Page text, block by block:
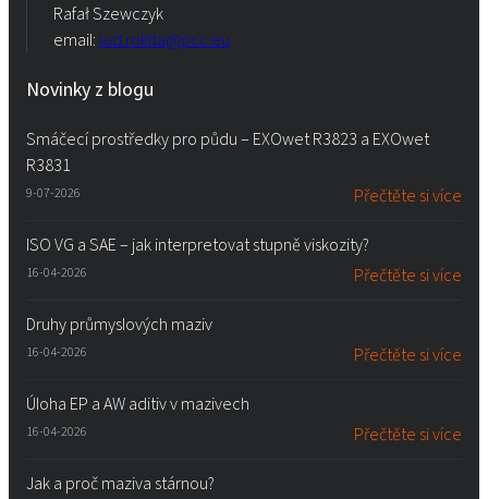
Rafał Szewczyk
email: iod.rokita@pcc.eu
Novinky z blogu
Smáčecí prostředky pro půdu – EXOwet R3823 a EXOwet
R3831
9-07-2026 Přečtěte si více
ISO VG a SAE – jak interpretovat stupně viskozity?
16-04-2026 Přečtěte si více
Druhy průmyslových maziv
16-04-2026 Přečtěte si více
Úloha EP a AW aditiv v mazivech
16-04-2026 Přečtěte si více
Jak a proč maziva stárnou?